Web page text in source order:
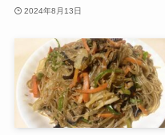
2024年8月13日